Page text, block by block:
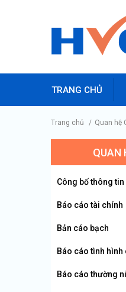
TRANG CHỦ
Trang chủ / Quan hệ
QUAN
Công bố thông tin
Báo cáo tài chính
Bản cáo bạch
Báo cáo tình
Báo cáo thường